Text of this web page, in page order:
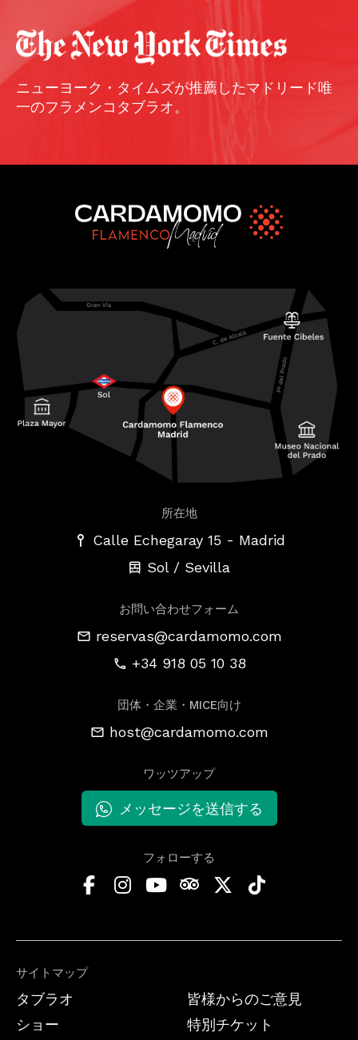
ニューヨーク・タイムズが推薦したマドリード唯
一のフラメンコタブラオ。
サイトマップ
タブラオ
ショー
皆様からのご意見
特別チケット
所在地
Calle Echegaray 15 - Madrid
Sol / Sevilla
お問い合わせフォーム
reservas@cardamomo.com
+34 918 05 10 38
団体・企業・MICE向け
host@cardamomo.com
ワッツアップ
メッセージを送信する
フォローする